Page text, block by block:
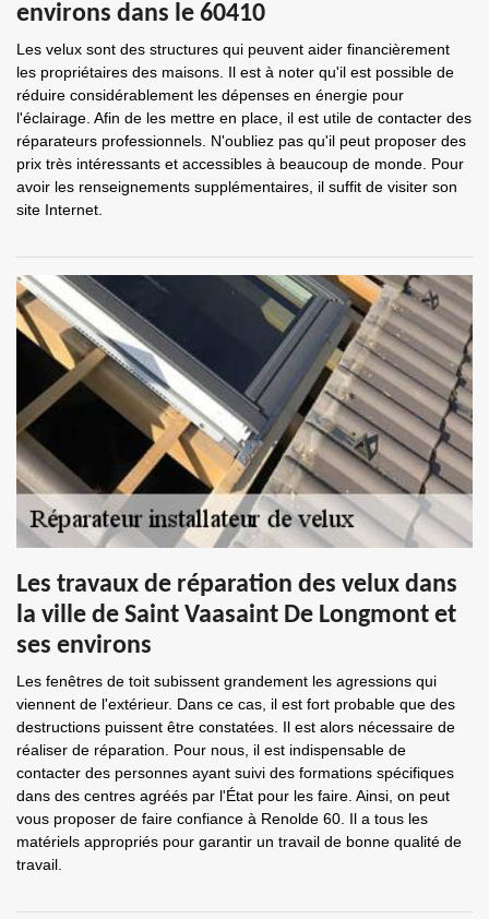
environs dans le 60410
Les velux sont des structures qui peuvent aider financièrement
les propriétaires des maisons. Il est à noter qu'il est possible de
réduire considérablement les dépenses en énergie pour
l'éclairage. Afin de les mettre en place, il est utile de contacter des
réparateurs professionnels. N'oubliez pas qu'il peut proposer des
prix très intéressants et accessibles à beaucoup de monde. Pour
avoir les renseignements supplémentaires, il suffit de visiter son
site Internet.
Les travaux de réparation des velux dans
la ville de Saint Vaasaint De Longmont et
ses environs
Les fenêtres de toit subissent grandement les agressions qui
viennent de l'extérieur. Dans ce cas, il est fort probable que des
destructions puissent être constatées. Il est alors nécessaire de
réaliser de réparation. Pour nous, il est indispensable de
contacter des personnes ayant suivi des formations spécifiques
dans des centres agréés par l'État pour les faire. Ainsi, on peut
vous proposer de faire confiance à Renolde 60. Il a tous les
matériels appropriés pour garantir un travail de bonne qualité de
travail.